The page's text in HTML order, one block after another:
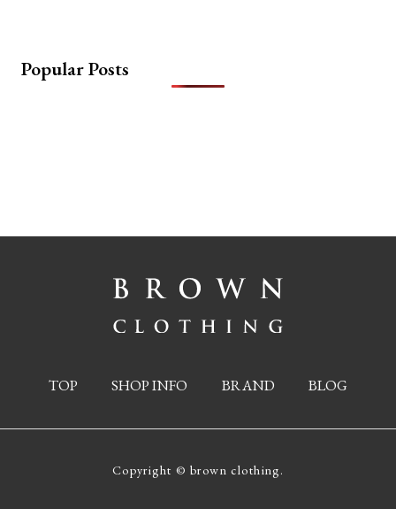
Popular Posts
TOP SHOP INFO BRAND BLOG
Copyright © brown clothing.